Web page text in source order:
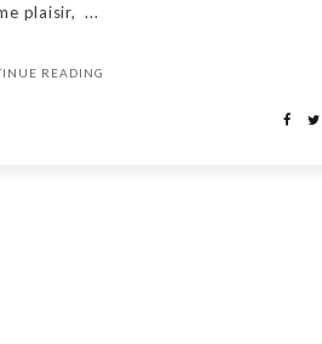
plaisir, ...
READING